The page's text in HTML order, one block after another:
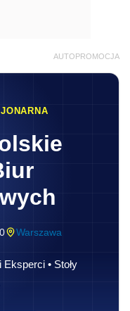
AUTOPROMOCJA
Warszawa
• Stoły